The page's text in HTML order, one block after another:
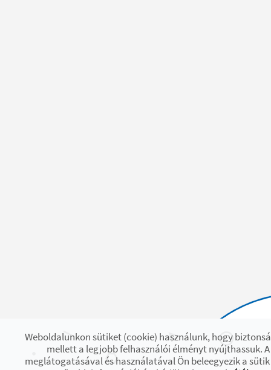
Weboldalunkon sütiket (cookie) használunk, hogy
mellett a legjobb felhasználói élményt nyújthassuk.
meglátogatásával és használatával Ön beleegyezik a